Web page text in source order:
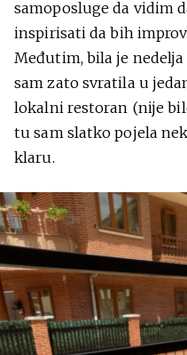
samoposluge da vidim
inspirisati da bih
Međutim, bila je
sam zato svratila u
lokalni restoran (nije
tu sam slatko pojela
klaru.